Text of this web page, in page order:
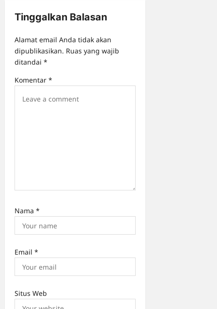
t
o
n
Tinggalkan Balasan
Alamat email Anda tidak akan
dipublikasikan. Ruas yang wajib
ditandai *
Komentar *
Nama *
Email *
Situs Web